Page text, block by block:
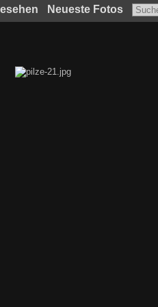
Neueste Fotos